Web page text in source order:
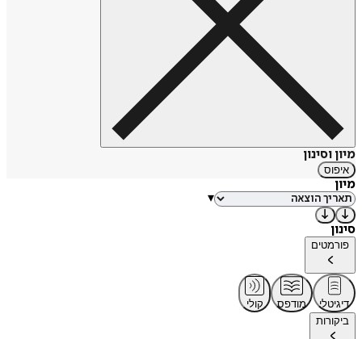
מיון וסינון
איפוס
מיון
▾
סינון
פורמטים
דיגיטלי מודפס
קולי
ביקורות